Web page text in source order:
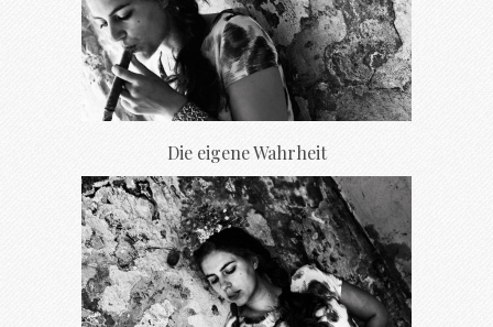
Die eigene Wahrheit